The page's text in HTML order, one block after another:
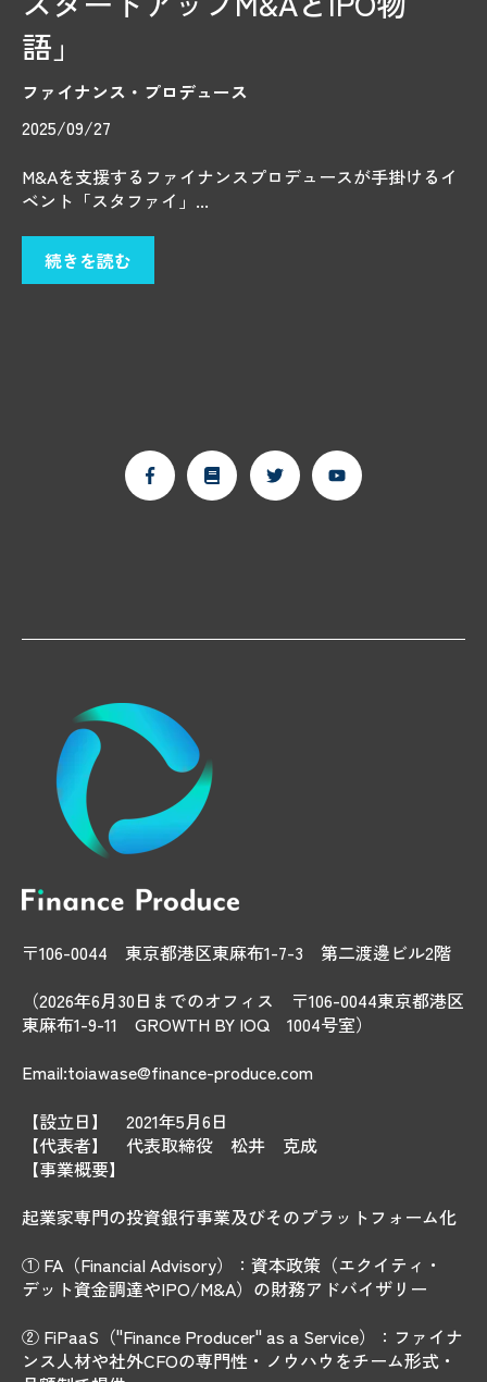
語」
ファイナンス・プロデュース
2025/09/27
M&Aを支援するファイナンスプロデュースが手掛けるイ
ベント「スタファイ」...
続きを読む
〒106-0044 東京都港区東麻布1-7-3 第二渡邊ビル2階
（2026年6月30日までのオフィス 〒106-0044東京都港区
東麻布1-9-11 GROWTH BY IOQ 1004号室）
Email:toiawase@finance-produce.com
【設立日】 2021年5月6日
【代表者】 代表取締役 松井 克成
【事業概要】
起業家専門の投資銀行事業及びそのプラットフォーム化
① FA（Financial Advisory）：資本政策（エクイティ・
デット資金調達やIPO/M&A）の財務アドバイザリー
② FiPaaS（"Finance Producer" as a Service）：ファイナ
ンス人材や社外CFOの専門性・ノウハウをチーム形式・